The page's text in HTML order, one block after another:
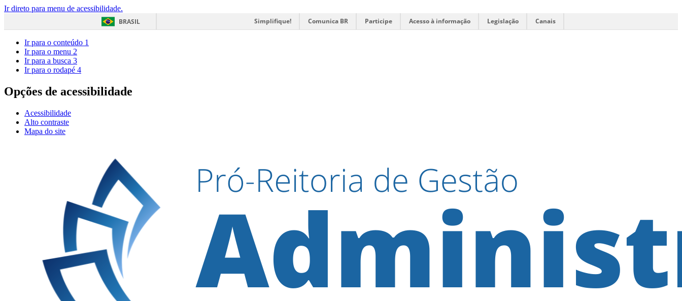
Ir direto para menu de acessibilidade.
BRASIL
Simplifique! Comunica BR Participe Acesso à informação Legislação Canais
Ir para o conteúdo 1
Ir para o menu 2
Ir para a busca 3
Ir para o rodapé 4
Opções de acessibilidade
Acessibilidade
Alto contraste
Mapa do site